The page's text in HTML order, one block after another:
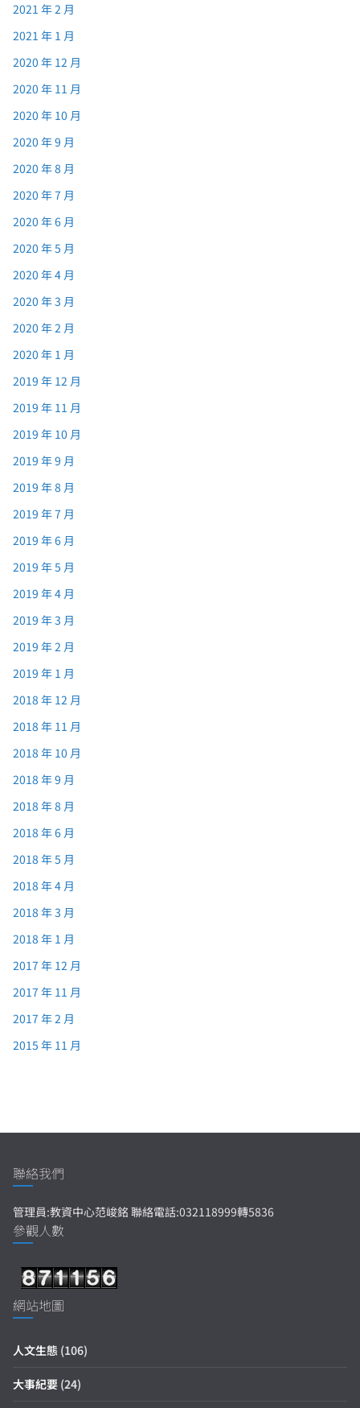
2021 年 2 月
2021 年 1 月
2020 年 12 月
2020 年 11 月
2020 年 10 月
2020 年 9 月
2020 年 8 月
2020 年 7 月
2020 年 6 月
2020 年 5 月
2020 年 4 月
2020 年 3 月
2020 年 2 月
2020 年 1 月
2019 年 12 月
2019 年 11 月
2019 年 10 月
2019 年 9 月
2019 年 8 月
2019 年 7 月
2019 年 6 月
2019 年 5 月
2019 年 4 月
2019 年 3 月
2019 年 2 月
2019 年 1 月
2018 年 12 月
2018 年 11 月
2018 年 10 月
2018 年 9 月
2018 年 8 月
2018 年 6 月
2018 年 5 月
2018 年 4 月
2018 年 3 月
2018 年 1 月
2017 年 12 月
2017 年 11 月
2017 年 2 月
2015 年 11 月
聯絡我們
管理員:教資中心范峻銘 聯絡電話:032118999轉5836
參觀人數
網站地圖
人文生態 (106)
大事紀要 (24)